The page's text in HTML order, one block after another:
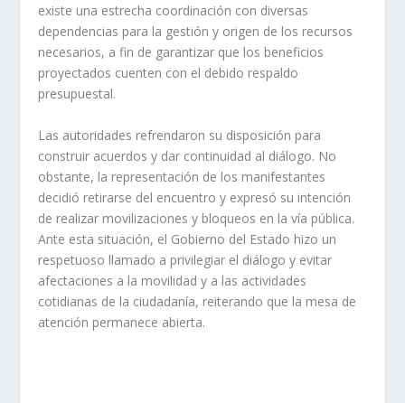
existe una estrecha coordinación con diversas
dependencias para la gestión y origen de los recursos
necesarios, a fin de garantizar que los beneficios
proyectados cuenten con el debido respaldo
presupuestal.
Las autoridades refrendaron su disposición para
construir acuerdos y dar continuidad al diálogo. No
obstante, la representación de los manifestantes
decidió retirarse del encuentro y expresó su intención
de realizar movilizaciones y bloqueos en la vía pública.
Ante esta situación, el Gobierno del Estado hizo un
respetuoso llamado a privilegiar el diálogo y evitar
afectaciones a la movilidad y a las actividades
cotidianas de la ciudadanía, reiterando que la mesa de
atención permanece abierta.